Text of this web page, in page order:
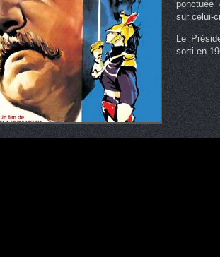
ponctuée
sur celui-
Le
sorti en